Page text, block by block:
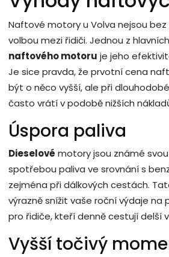
Naftové motory u Volva nejsou
volbou mezi řidiči. Jednou z
naftového motoru je jeho
Je sice pravda, že prvotní cena
být o něco vyšší, ale při
často vrátí v podobě nižších
Úspora paliva
Dieselové motory jsou známé svou
spotřebou paliva ve srovnání s
zejména při dálkových cestách.
výrazně snížit vaše roční výdaje na
pro řidiče, kteří denně cestují delší
Vyšší točivý